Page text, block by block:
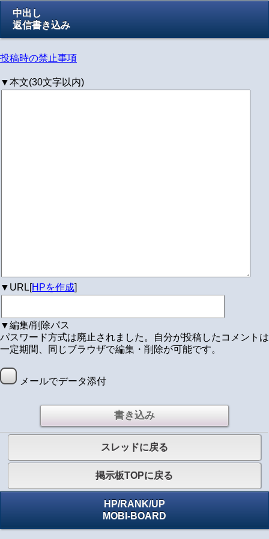
中出し
返信書き込み
投稿時の禁止事項
▼本文(30文字以内)
▼URL[HPを作成]
▼編集/削除パス
パスワード方式は廃止されました。自分が投稿したコメントは
一定期間、同じブラウザで編集・削除が可能です。
メールでデータ添付
スレッドに戻る
掲示板TOPに戻る
HP/RANK/UP
MOBI-BOARD